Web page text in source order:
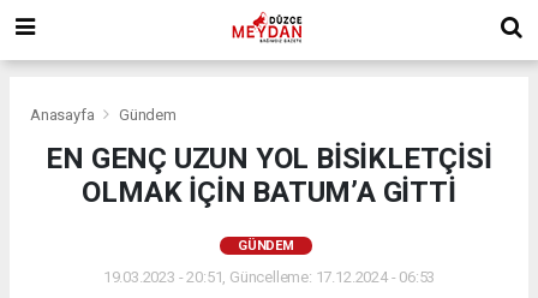
Anasayfa Gündem
EN GENÇ UZUN YOL BİSİKLETÇİSİ
OLMAK İÇİN BATUM’A GİTTİ
GÜNDEM
19.03.2023 - 20:51, Güncelleme: 17.12.2024 - 06:53